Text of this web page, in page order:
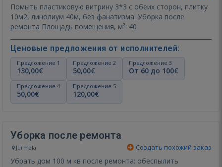
Помыть пластиковую витрину 3*3 с обеих сторон, плитку
10м2, линолиум 40м, без фанатизма. Уборка после
ремонта Площадь помещения, м²: 40
Ценовые предложения от исполнителей:
Предложение 1
130,00€
Предложение 2
50,00€
Предложение 3
От 60 до 100€
Предложение 4
50,00€
Предложение 5
120,00€
Уборка после ремонта
Jūrmala Создать похожий заказ
Убрать дом 100 м кв после ремонта: обеспылить